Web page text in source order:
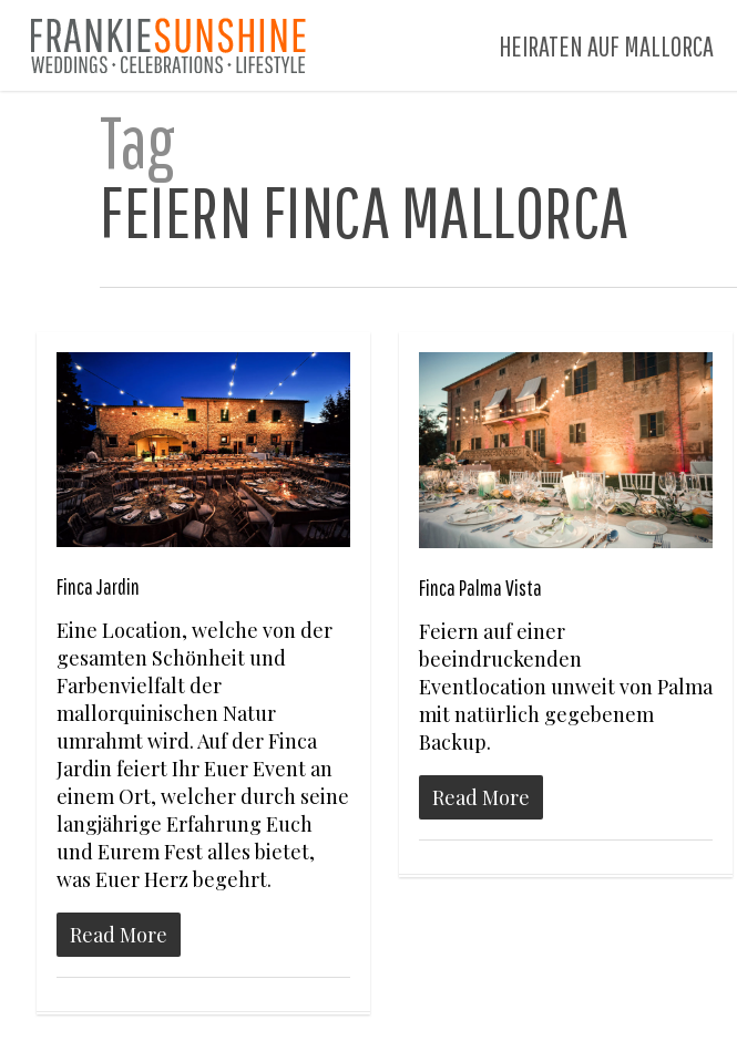
Skip
main
HEIRATEN AUF MALLORCA
Tag
FEIERN FINCA MALLORCA
Finca Jardin
Eine Location, welche von der
gesamten Schönheit und
Farbenvielfalt der
mallorquinischen Natur
umrahmt wird. Auf der Finca
Jardin feiert Ihr Euer Event an
einem Ort, welcher durch seine
langjährige Erfahrung Euch
und Eurem Fest alles bietet,
was Euer Herz begehrt.
Read More
Finca Palma Vista
Feiern auf einer
beeindruckenden
Eventlocation unweit von Palma
mit natürlich gegebenem
Backup.
Read More